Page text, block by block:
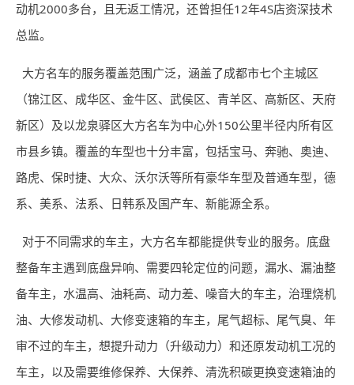
动机2000多台，且无返工情况，还曾担任12年4S店资深技术
总监。
大方名车的服务覆盖范围广泛，涵盖了成都市七个主城区
（锦江区、成华区、金牛区、武侯区、青羊区、高新区、天府
新区）及以龙泉驿区大方名车为中心外150公里半径内所有区
市县乡镇。覆盖的车型也十分丰富，包括宝马、奔驰、奥迪、
路虎、保时捷、大众、沃尔沃等所有豪华车型及普通车型，德
系、美系、法系、日韩系及国产车、新能源全系。
对于不同需求的车主，大方名车都能提供专业的服务。底盘
整备车主遇到底盘异响、需要四轮定位的问题，漏水、漏油整
备车主，水温高、油耗高、动力差、噪音大的车主，治理烧机
油、大修发动机、大修变速箱的车主，尾气超标、尾气臭、年
审不过的车主，想提升动力（升级动力）和还原发动机工况的
车主，以及需要维修保养、大保养、清洗积碳更换变速箱油的